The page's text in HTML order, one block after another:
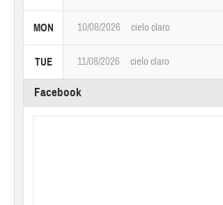
MON 10/08/2026 cielo claro
TUE 11/08/2026 cielo claro
Facebook